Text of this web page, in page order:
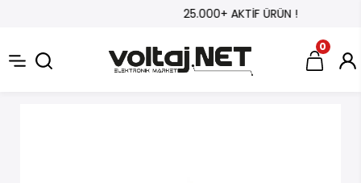
25.000+ AKTİF ÜRÜN !
0